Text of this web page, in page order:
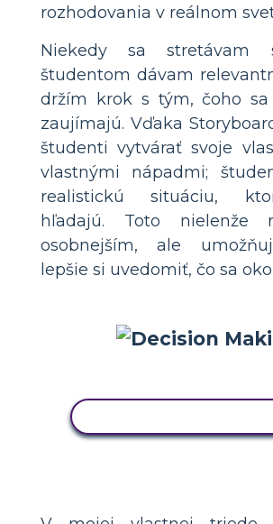
rozhodovania v reálnom
Niekedy sa
študentom dávam
držím krok s tým, čoho
zaujímajú. Vďaka
študenti vytvárať svoje
vlastnými nápadmi;
realistickú situáciu,
hľadajú. Toto nielenže
osobnejším, ale
lepšie si uvedomiť, čo sa